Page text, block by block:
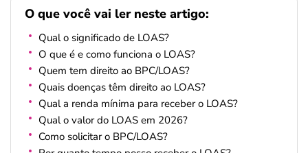
O que você vai ler neste artigo:
Qual o significado de LOAS?
O que é e como funciona o LOAS?
Quem tem direito ao BPC/LOAS?
Quais doenças têm direito ao LOAS?
Qual a renda mínima para receber o LOAS?
Qual o valor do LOAS em 2026?
Como solicitar o BPC/LOAS?